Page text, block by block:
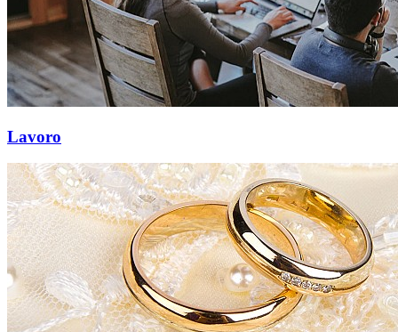
Lavoro